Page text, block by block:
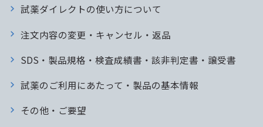
試薬ダイレクトの使い方について
注文内容の変更・キャンセル・返品
SDS・製品規格・検査成績書・該非判定書・譲受書
試薬のご利用にあたって・製品の基本情報
その他・ご要望